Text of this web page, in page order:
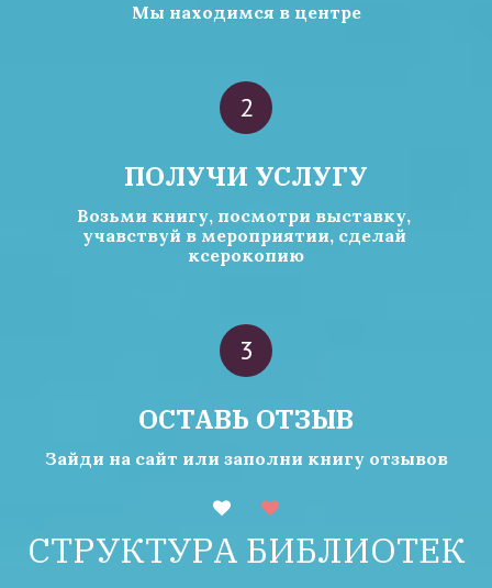
Мы находимся в центре
ПОЛУЧИ УСЛУГУ
Возьми книгу, посмотри выставку,
учавствуй в мероприятии, сделай
ксерокопию
ОСТАВЬ ОТЗЫВ
Зайди на сайт или заполни книгу отзывов
СТРУКТУРА БИБЛИОТЕК